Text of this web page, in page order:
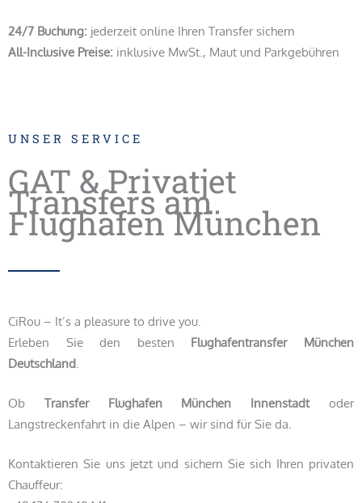
24/7 Buchung: jederzeit online Ihren Transfer sichern
All-Inclusive Preise: inklusive MwSt., Maut und Parkgebühren
UNSER SERVICE
GAT & Privatjet
Transfers am
Flughafen München
CiRou – It’s a pleasure to drive you.
Erleben Sie den besten Flughafentransfer München
Deutschland
Ob Transfer Flughafen München Innenstadtoder
Langstreckenfahrt in die Alpen – wir sind für Sie da.
Kontaktieren Sie uns jetzt und sichern Sie sich Ihren privaten
Chauffeur: